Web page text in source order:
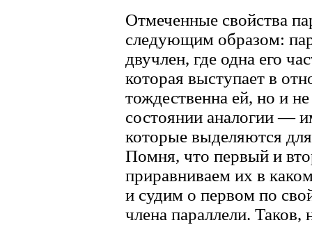
Отмеченные свойства
следующим образом:
двучлен, где одна его
которая выступает в
тождественна ей, но и
состоянии аналогии —
которые выделяются
Помня, что первый и
приравниваем их в
и судим о первом по
члена параллели.